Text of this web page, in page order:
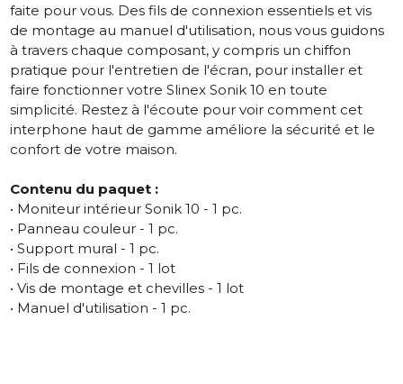
faite pour vous. Des fils de connexion essentiels et vis
de montage au manuel d'utilisation, nous vous guidons
à travers chaque composant, y compris un chiffon
pratique pour l'entretien de l'écran, pour installer et
faire fonctionner votre Slinex Sonik 10 en toute
simplicité. Restez à l'écoute pour voir comment cet
interphone haut de gamme améliore la sécurité et le
confort de votre maison.
Contenu du paquet :
• Moniteur intérieur Sonik 10 - 1 pc.
• Panneau couleur - 1 pc.
• Support mural - 1 pc.
• Fils de connexion - 1 lot
• Vis de montage et chevilles - 1 lot
• Manuel d'utilisation - 1 pc.